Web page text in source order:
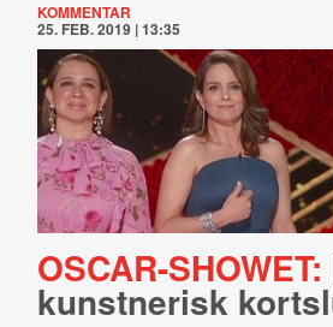
KOMMENTAR
25. FEB. 2019 | 13:35
OSCAR-SHOWET:
kunstnerisk